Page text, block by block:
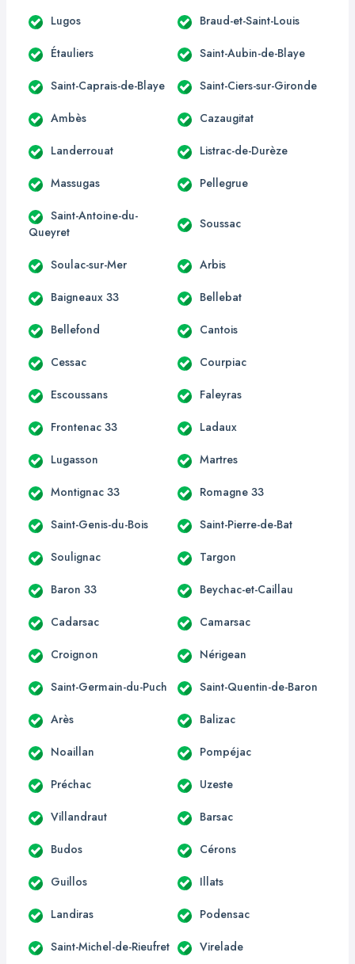
Lugos Braud-et-Saint-Louis
Étauliers Saint-Aubin-de-Blaye
Saint-Caprais-de-Blaye Saint-Ciers-sur-Gironde
Ambès Cazaugitat
Landerrouat Listrac-de-Durèze
Massugas Pellegrue
Saint-Antoine-du-
Queyret
Soussac
Soulac-sur-Mer Arbis
Baigneaux 33 Bellebat
Bellefond Cantois
Cessac Courpiac
Escoussans Faleyras
Frontenac 33 Ladaux
Lugasson Martres
Montignac 33 Romagne 33
Saint-Genis-du-Bois Saint-Pierre-de-Bat
Soulignac Targon
Baron 33 Beychac-et-Caillau
Cadarsac Camarsac
Croignon Nérigean
Saint-Germain-du-Puch Saint-Quentin-de-Baron
Arès Balizac
Noaillan Pompéjac
Préchac Uzeste
Villandraut Barsac
Budos Cérons
Guillos Illats
Landiras Podensac
Saint-Michel-de-Rieufret Virelade